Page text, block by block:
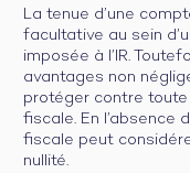
La tenue d’une
facultative au sein
imposée à l’IR.
avantages non
protéger contre toute
fiscale. En l’absence
fiscale peut
nullité.